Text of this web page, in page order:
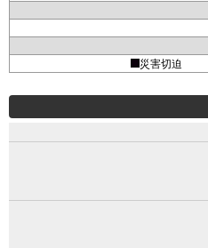
災害切迫